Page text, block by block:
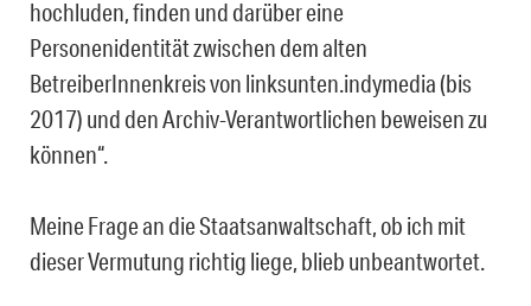
hochluden, finden und darüber eine
Personenidentität zwischen dem alten
BetreiberInnenkreis von linksun­ten.indymedia (bis
2017) und den Archiv-Verantwortlichen beweisen zu
können“.
Meine Frage an die Staatsanwaltschaft, ob ich mit
dieser Vermutung richtig liege, blieb unbeantwortet.